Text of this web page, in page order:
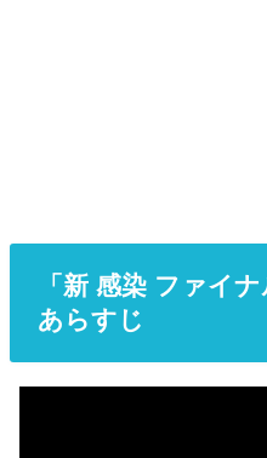
「新 感染 ファイ
あらすじ